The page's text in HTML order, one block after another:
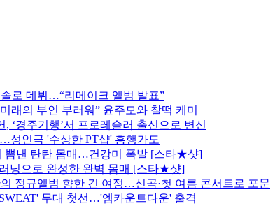
로 데뷔…“리메이크 앨범 발표”
래의 부인 부러워” 윤주모와 찰떡 케미
‘경주기행’서 프로레슬러 출신으로 변신
성인극 '수상한 PT샵' 흥행가도
뽐낸 탄탄 몸매…건강미 폭발 [스타★샷]
닝으로 완성한 완벽 몸매 [스타★샷]
의 정규앨범 향한 긴 여정…신곡·첫 여름 콘서트로 포문
무대 첫선…'엠카운트다운' 출격